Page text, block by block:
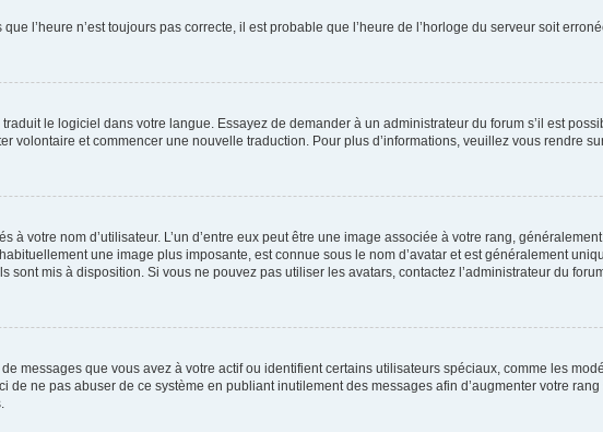
l’heure n’est toujours pas correcte, il est probable que l’heure de l’horloge du serveur soit
le logiciel dans votre langue. Essayez de demander à un administrateur du forum s’il est
volontaire et commencer une nouvelle traduction. Pour plus d’informations, veuillez vous rendre
votre nom d’utilisateur. L’un d’entre eux peut être une image associée à votre rang,
une image plus imposante, est connue sous le nom d’avatar et est généralement
sont mis à disposition. Si vous ne pouvez pas utiliser les avatars, contactez l’administrateur du
messages que vous avez à votre actif ou identifient certains utilisateurs spéciaux, comme les
ne pas abuser de ce système en publiant inutilement des messages afin d’augmenter votre